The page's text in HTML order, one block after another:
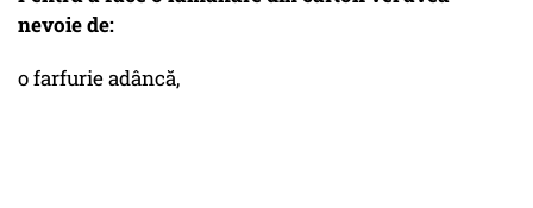
nevoie de:
o farfurie adâncă,